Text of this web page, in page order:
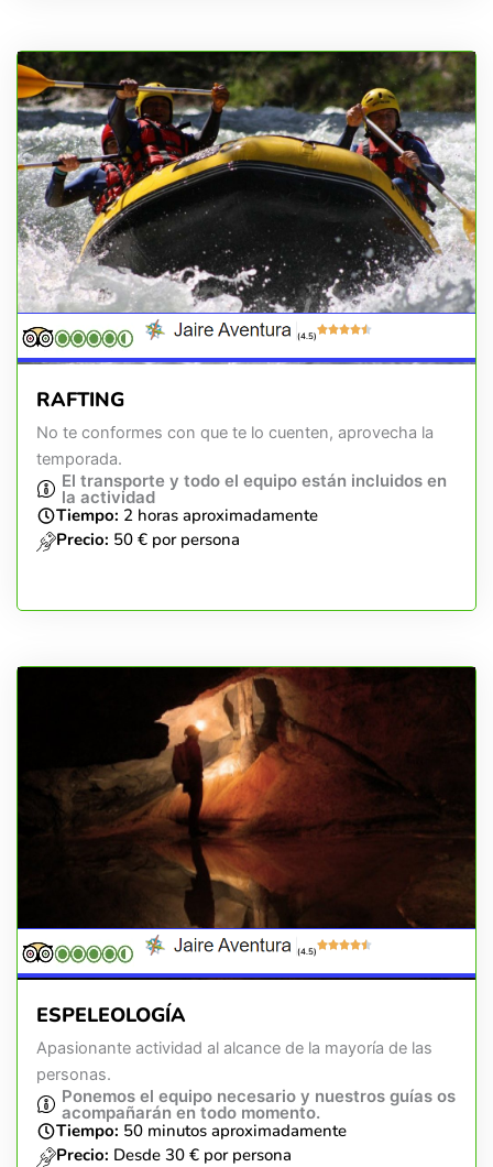
(4.5)
RAFTING
No te conformes con que te lo cuenten, aprovecha la
temporada.
El transporte y todo el equipo están incluidos en
la actividad
Tiempo: 2 horas aproximadamente
Precio: 50 € por persona
(4.5)
ESPELEOLOGÍA
Apasionante actividad al alcance de la mayoría de las
personas.
Ponemos el equipo necesario y nuestros guías os
acompañarán en todo momento.
Tiempo: 50 minutos aproximadamente
Precio: Desde 30 € por persona